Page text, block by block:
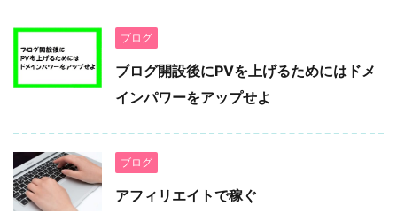
ブログ
ブログ開設後にPVを上げるためにはドメ
インパワーをアップせよ
ブログ
アフィリエイトで稼ぐ